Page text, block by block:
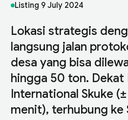
Listing 9 July 2024
Lokasi strategis
langsung jalan
desa yang bisa
hingga 50 ton. Dekat
International Skuke (±
menit), terhubung ke